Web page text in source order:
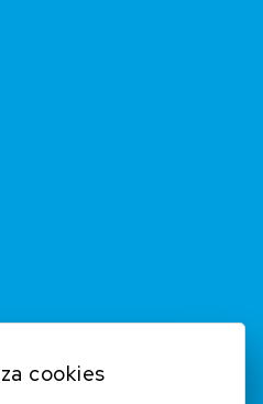
cookies